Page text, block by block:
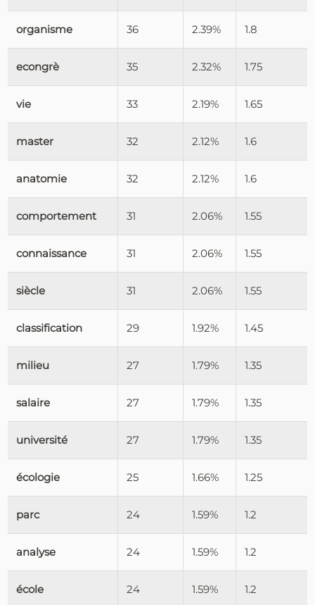
organisme 36 2.39% 1.8
econgrè 35 2.32% 1.75
vie 33 2.19% 1.65
master 32 2.12% 1.6
anatomie 32 2.12% 1.6
comportement 31 2.06% 1.55
connaissance 31 2.06% 1.55
siècle 31 2.06% 1.55
classification 29 1.92% 1.45
milieu 27 1.79% 1.35
salaire 27 1.79% 1.35
université 27 1.79% 1.35
écologie 25 1.66% 1.25
parc 24 1.59% 1.2
analyse 24 1.59% 1.2
école 24 1.59% 1.2